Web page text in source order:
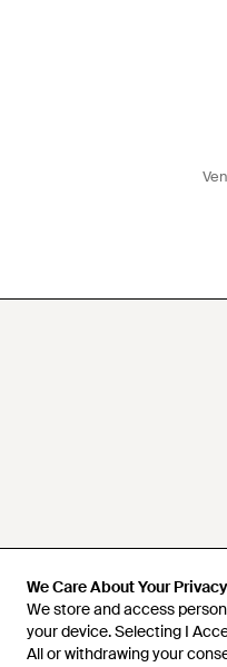
We Care About Your Privacy
We store and access
your device. Selecting I
All or withdrawing your